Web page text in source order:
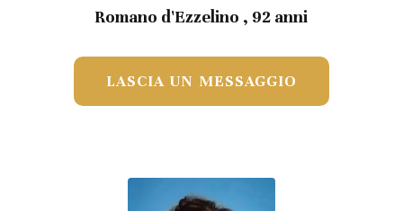
Romano d'Ezzelino , 92 anni
LASCIA UN MESSAGGIO